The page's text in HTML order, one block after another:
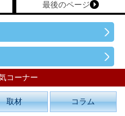
最後のページ
コーナー
取材 コラム